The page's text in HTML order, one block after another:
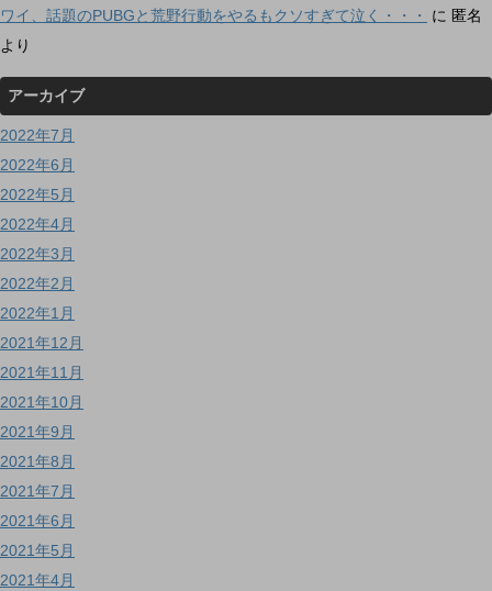
ワイ、話題のPUBGと荒野行動をやるもクソすぎて泣く・・・
に 匿名
より
アーカイブ
2022年7月
2022年6月
2022年5月
2022年4月
2022年3月
2022年2月
2022年1月
2021年12月
2021年11月
2021年10月
2021年9月
2021年8月
2021年7月
2021年6月
2021年5月
2021年4月